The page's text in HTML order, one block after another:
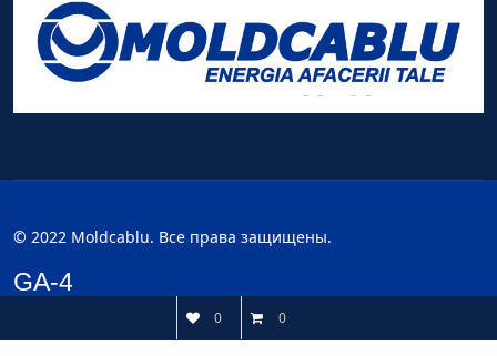
© 2022 Moldcablu. Все права защищены.
GA-4
0 0